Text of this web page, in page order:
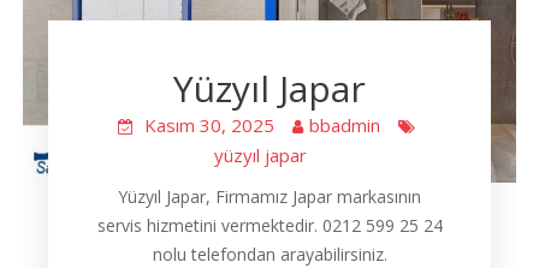
Yüzyıl Japar
Kasım 30, 2025
bbadmin
yüzyıl japar
Yüzyıl Japar, Firmamız Japar markasının
servis hizmetini vermektedir. 0212 599 25 24
nolu telefondan arayabilirsiniz.